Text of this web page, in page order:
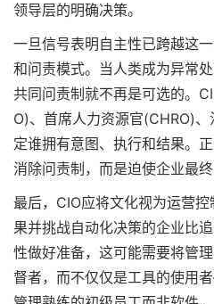
领导层的明确决策。
一旦信号表明自主性已跨越这
和问责模式。当人类成为异常
共同问责制就不再是可选的。
O)、首席人力资源官(CHRO)
定谁拥有意图、执行和结果。
消除问责制，而是迫使企业最终
最后，CIO应将文化视为运营
果并挑战自动化决策的企业比
性做好准备，这可能需要将管
督者，而不仅仅是工具的使用